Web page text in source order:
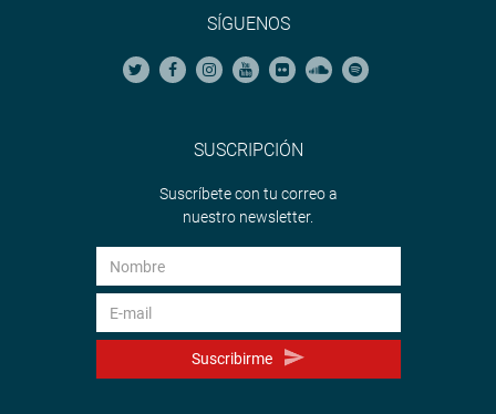
SÍGUENOS
SUSCRIPCIÓN
Suscríbete con tu correo a
nuestro newsletter.
Suscribirme